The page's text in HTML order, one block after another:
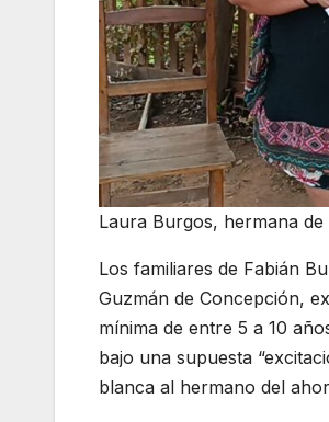
Laura Burgos, hermana
Los familiares de Fabián
Guzmán de Concepción,
mínima de entre 5 a 10
bajo una supuesta
blanca al hermano del